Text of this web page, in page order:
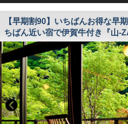
【早期割90】いちばんお得な早
ちばん近い宿で伊賀牛付き『山-